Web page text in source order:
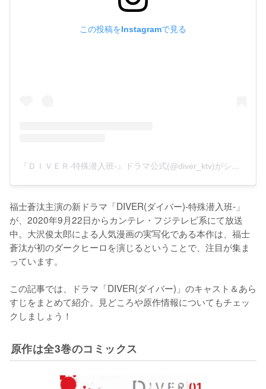
この投稿をInstagramで見る
『ＤＩＶＥＲ-特殊潜入班-』ドラマ公式(@diver_ktv)がシェアした投稿
福士蒼汰主演の新ドラマ「DIVER(ダイバー)-特殊潜入班-」
が、2020年9月22日からカンテレ・フジテレビ系にて放送
中。大沢俊太郎による人気漫画の実写化である本作は、福士
蒼汰が初のダークヒーロを演じるということで、注目が集ま
っています。
この記事では、ドラマ「DIVER(ダイバー)」のキャスト＆あら
すじをまとめて紹介。見どころや原作情報についてもチェッ
クしましょう！
原作は全3巻のコミックス